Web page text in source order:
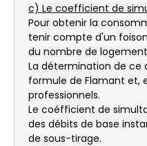
c) Le coefficient de
Pour obtenir la
tenir compte d'un
du nombre de
La détermination de ce
formule de Flamant et,
professionnels.
Le coéfficient de
des débits de base
de sous-tirage.